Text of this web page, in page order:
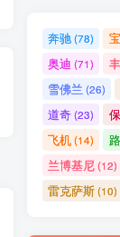
奔驰(78)
奥迪 (71)
雪佛兰 (26)
道奇(23)
飞机(14)
兰博基尼(12)
雷克萨斯(10)